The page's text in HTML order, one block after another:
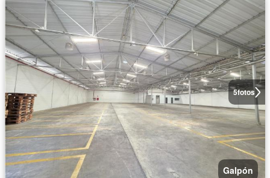
5fotos
Galpón